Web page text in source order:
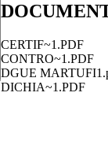
CERTIF~1.PDF
CONTRO~1.PDF
DGUE
DICHIA~1.PDF